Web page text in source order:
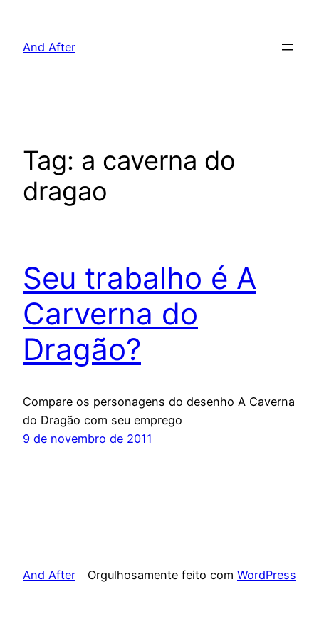
And After
Tag: a caverna do
dragao
Seu trabalho é A
Carverna do
Dragão?
Compare os personagens do desenho A Caverna
do Dragão com seu emprego
9 de novembro de 2011
And After Orgulhosamente feito com WordPress